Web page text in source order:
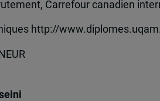
Carrefour canadien
http://